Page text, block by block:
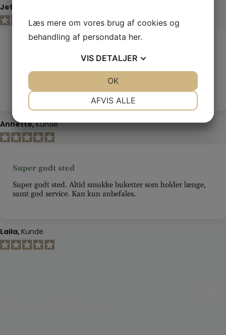
Jette
sikker på succes med en buket herfra! Smukke og holder
længe
Annette Kunde
Super godt sted
Super godt sted. Altid smukke buketter som holder længe,
samt god service. Kan kun anbefales.
Laila Kunde
Læs mere om vores brug af cookies og
behandling af persondata her.
VIS DETALJER
AFVIS ALLE
OK